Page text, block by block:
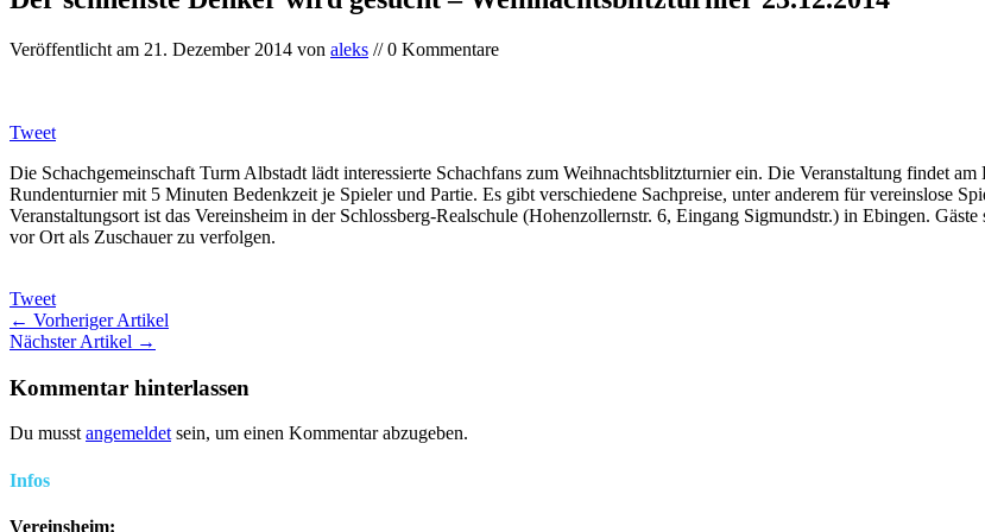
Veröffentlicht am 21. Dezember 2014 von aleks // 0 Kommentare
Tweet
Die Schachgemeinschaft Turm Albstadt lädt interessierte Schachfans zum Weihnachtsblitzturnier ein. Die Veranstaltung findet
Rundenturnier mit 5 Minuten Bedenkzeit je Spieler und Partie. Es gibt verschiedene Sachpreise, unter anderem für vereinslose
Veranstaltungsort ist das Vereinsheim in der Schlossberg-Realschule (Hohenzollernstr. 6, Eingang Sigmundstr.) in Ebingen.
vor Ort als Zuschauer zu verfolgen.
Tweet
← Vorheriger Artikel
Nächster Artikel →
Kommentar hinterlassen
Du musst angemeldet sein, um einen Kommentar abzugeben.
Infos
Vereinsheim: